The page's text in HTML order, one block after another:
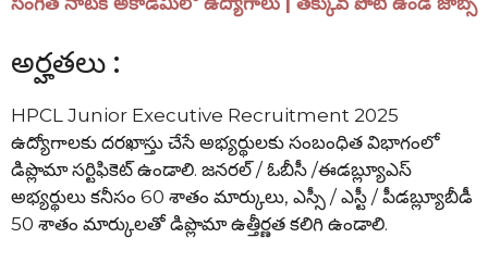
అర్హతలు :
HPCL Junior Executive Recruitment 2025
ఉద్యోగాలకు దరఖాస్తు చేసే అభ్యర్థులకు సంబంధిత విభాగంలో
డిప్లొమా సర్టిఫికెట్ ఉండాలి. జనరల్ / ఓబీసీ /ఈడబ్ల్యూఎస్
అభ్యర్థులు కనీసం 60 శాతం మార్కులు, ఎస్సీ / ఎస్టీ / పీడబ్ల్యూబీడీ
50 శాతం మార్కులతో డిప్లొమా ఉత్తీర్ణత కలిగి ఉండాలి.